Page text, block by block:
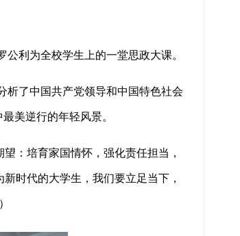
利为全校学生上的一堂思政大课。
了中国共产党领导和中国特色社会
美逆行的年轻风景。
：培育家国情怀，强化责任担当，
时代的大学生，我们要立足当下，